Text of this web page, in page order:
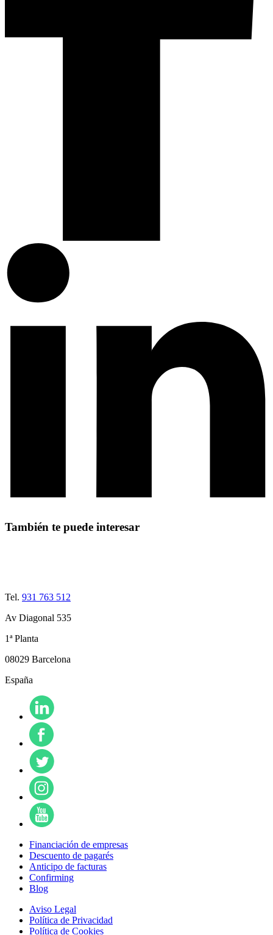
También te puede interesar
Tel. 931 763 512
Av Diagonal 535
1ª Planta
08029 Barcelona
España
Financiación de empresas
Descuento de pagarés
Anticipo de facturas
Confirming
Blog
Aviso Legal
Política de Privacidad
Política de Cookies